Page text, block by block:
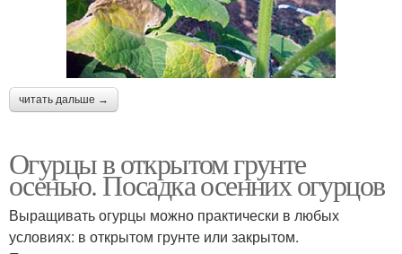
читать дальше →
Огурцы в открытом грунте
осенью. Посадка осенних огурцов
Выращивать огурцы можно практически в любых
условиях: в открытом грунте или закрытом.